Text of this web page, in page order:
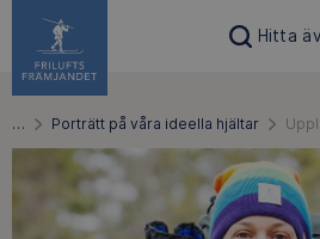
Hitta
… Porträtt på våra ideella hjältar